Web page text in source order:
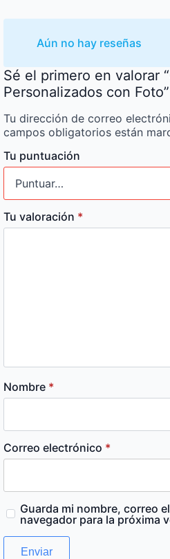
Aún no hay reseñas
Sé el primero en valorar
Personalizados con Foto”
Tu dirección de correo
campos obligatorios están
Tu puntuación
Tu valoración *
Nombre *
Correo electrónico *
Guarda mi nombre, correo
navegador para la próxima